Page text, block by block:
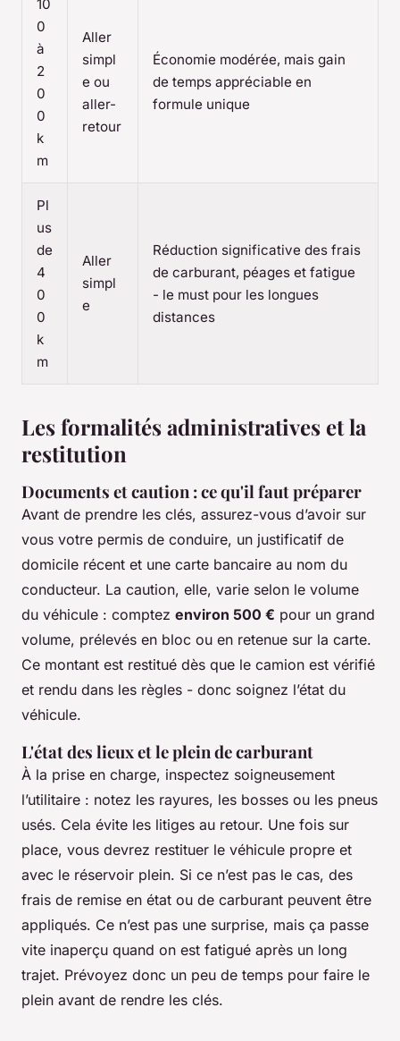
10
0
à
2
0
0
k
m
Aller
simpl
e ou
aller-
retour
Économie modérée, mais gain
de temps appréciable en
formule unique
Pl
us
de
4
0
0
k
m
Aller
simpl
e
Réduction significative des frais
de carburant, péages et fatigue
- le must pour les longues
distances
Les formalités administratives et la
restitution
Documents et caution : ce qu'il faut préparer
Avant de prendre les clés, assurez-vous d’avoir sur
vous votre permis de conduire, un justificatif de
domicile récent et une carte bancaire au nom du
conducteur. La caution, elle, varie selon le volume
du véhicule : comptez environ 500 € pour un grand
volume, prélevés en bloc ou en retenue sur la carte.
Ce montant est restitué dès que le camion est vérifié
et rendu dans les règles - donc soignez l’état du
véhicule.
L'état des lieux et le plein de carburant
À la prise en charge, inspectez soigneusement
l’utilitaire : notez les rayures, les bosses ou les pneus
usés. Cela évite les litiges au retour. Une fois sur
place, vous devrez restituer le véhicule propre et
avec le réservoir plein. Si ce n’est pas le cas, des
frais de remise en état ou de carburant peuvent être
appliqués. Ce n’est pas une surprise, mais ça passe
vite inaperçu quand on est fatigué après un long
trajet. Prévoyez donc un peu de temps pour faire le
plein avant de rendre les clés.